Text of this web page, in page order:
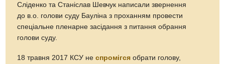
Сліденко та Станіслав Шевчук написали звернення
до в.о. голови суду Бауліна з проханням провести
спеціальне пленарне засідання з питання обрання
голови суду.
18 травня 2017 КСУ неспромігся обрати голову,